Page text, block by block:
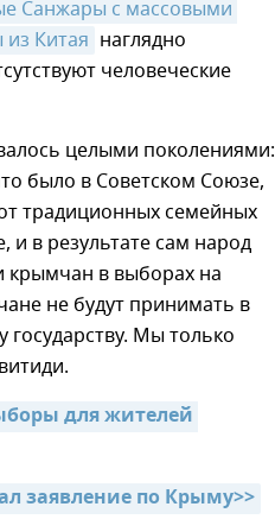
Санжары с массовыми
Китая наглядно
человеческие
целыми поколениями:
было в Советском Союзе,
традиционных семейных
в результате сам народ
крымчан в выборах на
не будут принимать в
Мы только
для жителей
заявление по Крыму>>